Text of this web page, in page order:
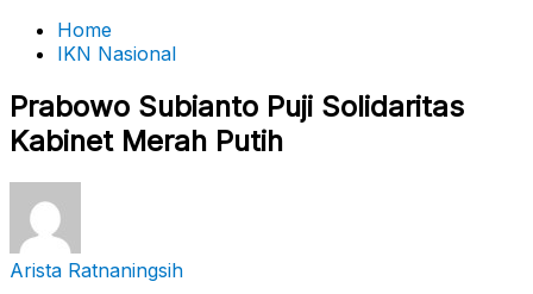
Home
IKN Nasional
Prabowo Subianto Puji Solidaritas
Kabinet Merah Putih
Arista Ratnaningsih